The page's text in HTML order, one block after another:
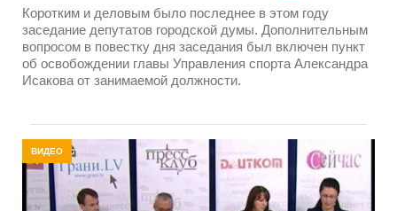
Коротким и деловым было последнее в этом году
заседание депутатов городской думы. Дополнительным
вопросом в повестку дня заседания был включен пункт
об освобождении главы Управления спорта Александра
Исакова от занимаемой должности.
ВИДЕО